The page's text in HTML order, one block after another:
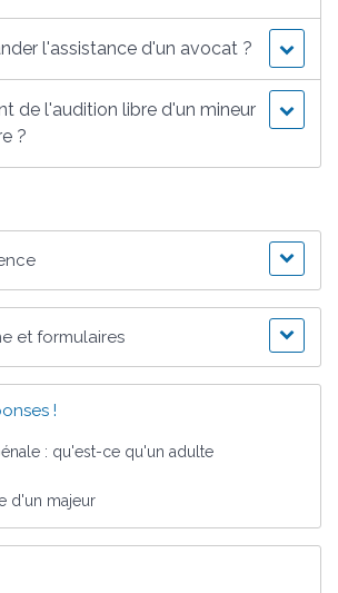
l'assistance d'un avocat ?
de l'audition libre d'un mineur
?
et formulaires
!
: qu'est-ce qu'un adulte
d'un majeur